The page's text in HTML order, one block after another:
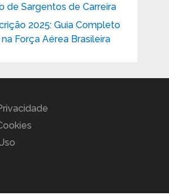
de Sargentos de Carreira
2025: Guia Completo
na Força Aérea Brasileira